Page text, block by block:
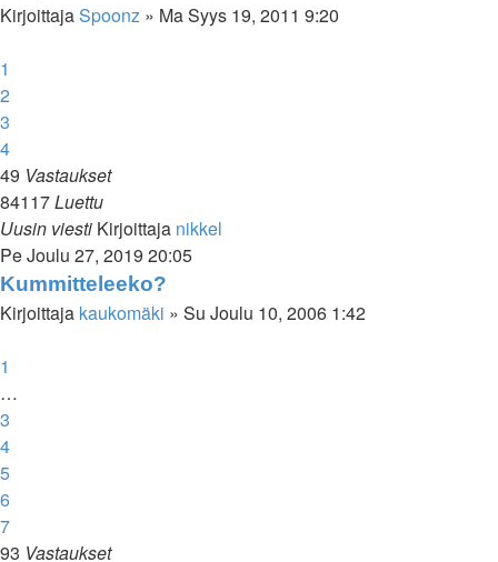
KirjoittajaSpoonz » Ma Syys 19, 2011 9:20
1
2
3
4
49 Vastaukset
84117Luettu
Uusin viesti Kirjoittaja nikkel
Pe Joulu 27, 2019 20:05
Kummitteleeko?
Kirjoittaja kaukomäki » Su Joulu 10, 2006 1:42
1
…
3
4
5
6
7
93 Vastaukset